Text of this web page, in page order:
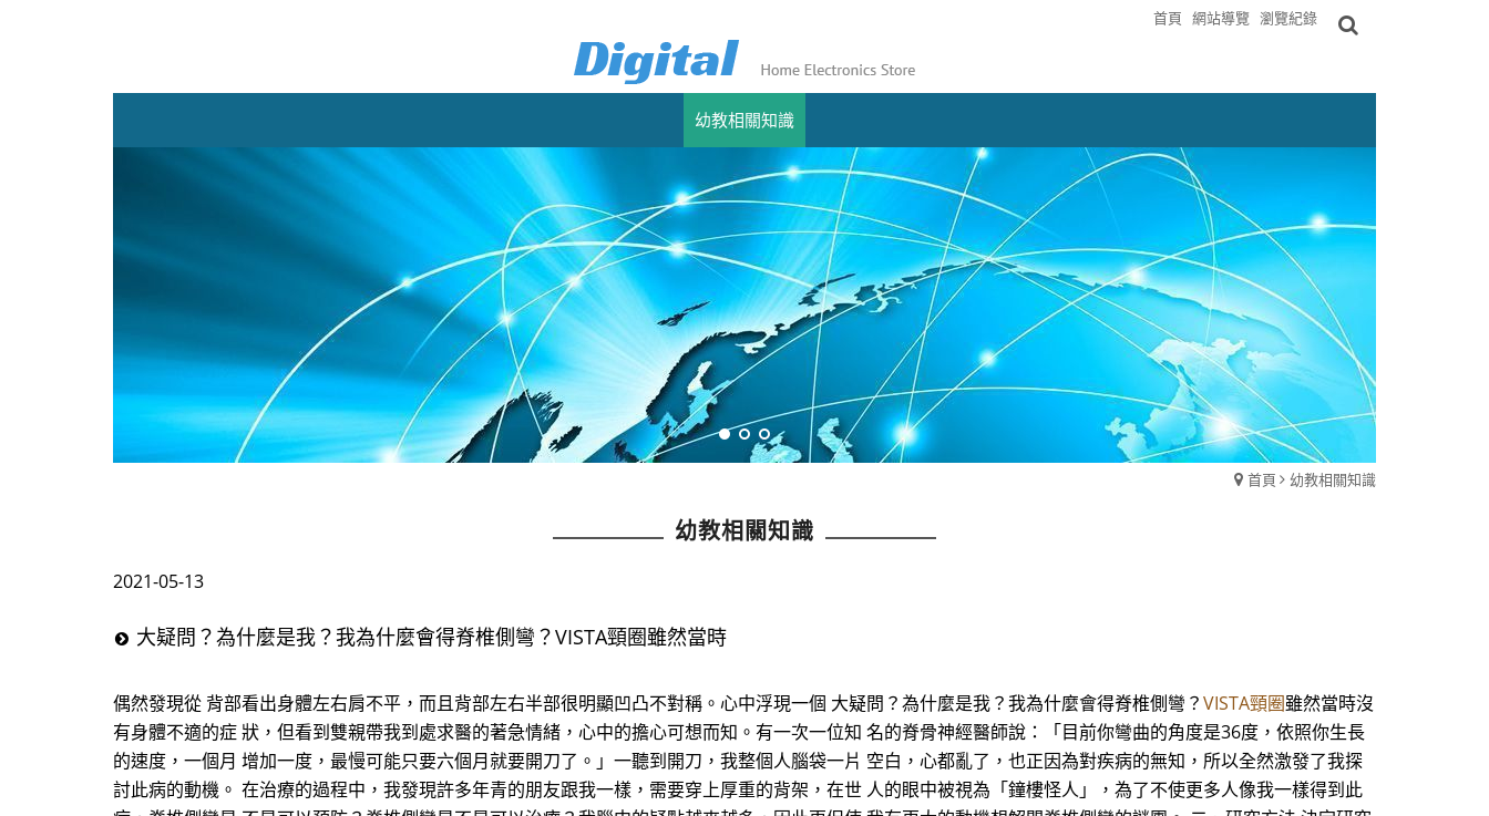
首頁 網站導覽 瀏覽紀錄
幼教相關知識
首頁 幼教相關知識
幼教相關知識
2021-05-13
大疑問？為什麼是我？我為什麼會得脊椎側彎？VISTA頸圈雖然當時
偶然發現從 背部看出身體左右肩不平，而且背部左右半部很明顯凹凸不對稱。心中浮現一個 大疑問？為什麼是我？我為什麼會得脊椎側彎？VISTA頸圈雖然當時沒
有身體不適的症 狀，但看到雙親帶我到處求醫的著急情緒，心中的擔心可想而知。有一次一位知 名的脊骨神經醫師說：「目前你彎曲的角度是36度，依照你生長
的速度，一個月 增加一度，最慢可能只要六個月就要開刀了。」一聽到開刀，我整個人腦袋一片 空白，心都亂了，也正因為對疾病的無知，所以全然激發了我探
討此病的動機。 在治療的過程中，我發現許多年青的朋友跟我一樣，需要穿上厚重的背架，在世 人的眼中被視為「鐘樓怪人」，為了不使更多人像我一樣得到此